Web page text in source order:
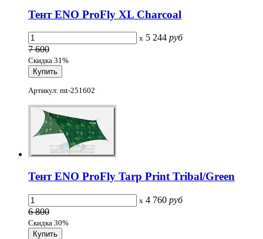
Тент ENO ProFly XL Charcoal
x 5 244 руб
7 600
Скидка 31%
Артикул: mt-251602
Тент ENO ProFly Tarp Print Tribal/Green
x 4 760 руб
6 800
Скидка 30%